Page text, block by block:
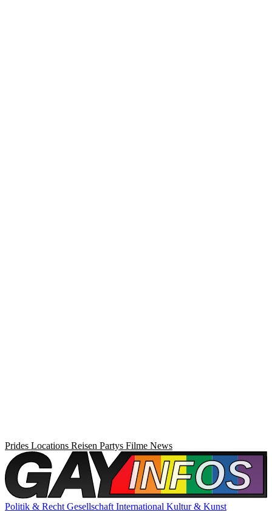
Prides Locations Reisen Partys Filme News
Politik & Recht Gesellschaft International Kultur & Kunst